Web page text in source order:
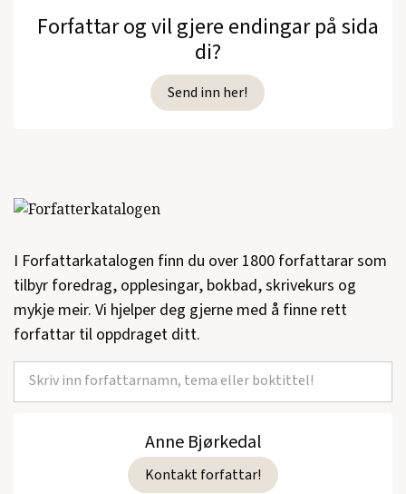
Forfattar og vil gjere endingar på sida
di?
Send inn her!
I Forfattarkatalogen finn du over 1800 forfattarar som
tilbyr foredrag, opplesingar, bokbad, skrivekurs og
mykje meir. Vi hjelper deg gjerne med å finne rett
forfattar til oppdraget ditt.
Anne Bjørkedal
Kontakt forfattar!